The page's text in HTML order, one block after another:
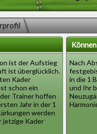
ist der Aufstieg
ist überglücklich.
Kader
schon ein
Trainer hoffen
Jahr in der 1
werden
jetzige Kader
Nach
in die 1
und Ihr